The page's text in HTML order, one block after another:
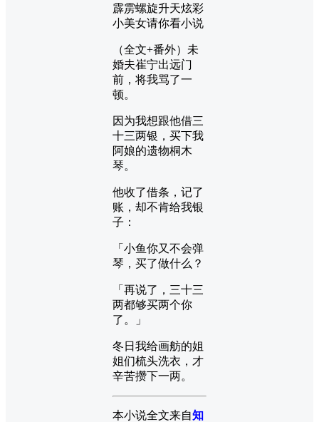
霹雳螺旋升天炫彩
小美女请你看小说
（全文+番外）未
婚夫崔宁出远门
前，将我骂了一
顿。
因为我想跟他借三
十三两银，买下我
阿娘的遗物桐木
琴。
他收了借条，记了
账，却不肯给我银
子：
「小鱼你又不会弹
琴，买了做什么？
「再说了，三十三
两都够买两个你
了。」
冬日我给画舫的姐
姐们梳头洗衣，才
辛苦攒下一两。
本小说全文来自知